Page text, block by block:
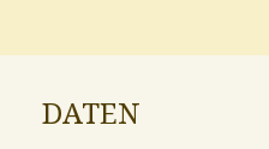
DATEN